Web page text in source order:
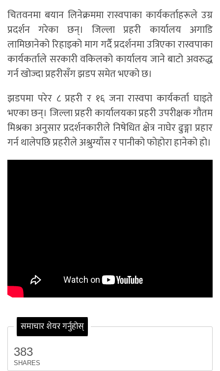
चितवनमा बयान लिनेक्रममा रास्वपाका कार्यकर्ताहरूले उग्र
प्रदर्शन गरेका छन्। जिल्ला प्रहरी कार्यालय अगाडि
लामिछानेको रिहाइको माग गर्दै प्रदर्शनमा उत्रिएका रास्वपाका
कार्यकर्ताले सरकारी वकिलको कार्यालय जाने बाटो अवरुद्ध
गर्न खोज्दा प्रहरीसँग झडप समेत भएको छ।
झडपमा परेर ८ प्रहरी र १६ जना रास्वपा कार्यकर्ता घाइते
भएका छन्। जिल्ला प्रहरी कार्यालयका प्रहरी उपरीक्षक गौतम
मिश्रका अनुसार प्रदर्शनकारीले निषेधित क्षेत्र नाघेर ढुङ्गा प्रहार
गर्न थालेपछि प्रहरीले अश्रुग्याँस र पानीको फोहोरा हानेको हो।
समाचार शेयर गर्नुहोस्
383
SHARES